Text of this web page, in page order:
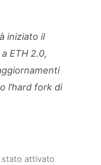
iniziato il
ETH 2.0,
l’hard fork di
stato attivato